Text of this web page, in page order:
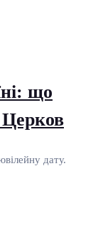
що
Церков
дату.